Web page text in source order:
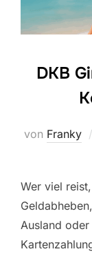
DKB
von Franky
Wer viel
Ausland